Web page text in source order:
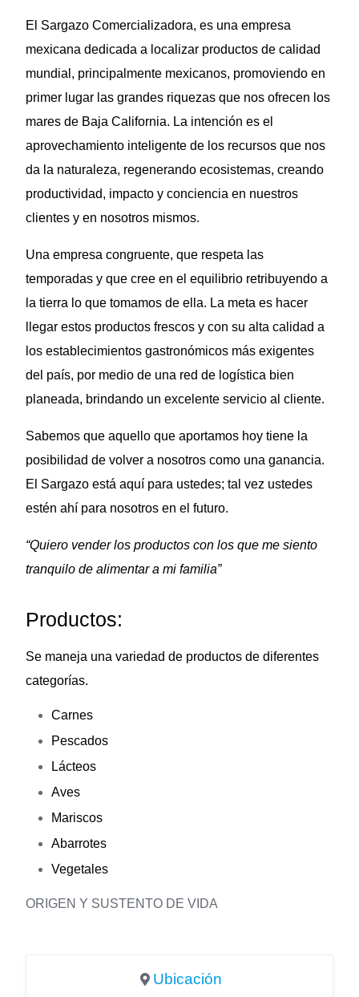
El Sargazo Comercializadora, es una empresa
mexicana dedicada a localizar productos de calidad
mundial, principalmente mexicanos, promoviendo en
primer lugar las grandes riquezas que nos ofrecen los
mares de Baja California. La intención es el
aprovechamiento inteligente de los recursos que nos
da la naturaleza, regenerando ecosistemas, creando
productividad, impacto y conciencia en nuestros
clientes y en nosotros mismos.
Una empresa congruente, que respeta las
temporadas y que cree en el equilibrio retribuyendo a
la tierra lo que tomamos de ella. La meta es hacer
llegar estos productos frescos y con su alta calidad a
los establecimientos gastronómicos más exigentes
del país, por medio de una red de logística bien
planeada, brindando un excelente servicio al cliente.
Sabemos que aquello que aportamos hoy tiene la
posibilidad de volver a nosotros como una ganancia.
El Sargazo está aquí para ustedes; tal vez ustedes
estén ahí para nosotros en el futuro.
“Quiero vender los productos con los que me siento
tranquilo de alimentar a mi familia”
Productos:
Se maneja una variedad de productos de diferentes
categorías.
Carnes
Pescados
Lácteos
Aves
Mariscos
Abarrotes
Vegetales
ORIGEN Y SUSTENTO DE VIDA
Ubicación